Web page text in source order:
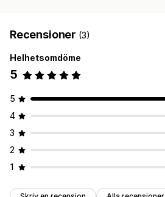
Recensioner (3)
Helhetsomdöme
5
5
4
3
2
1